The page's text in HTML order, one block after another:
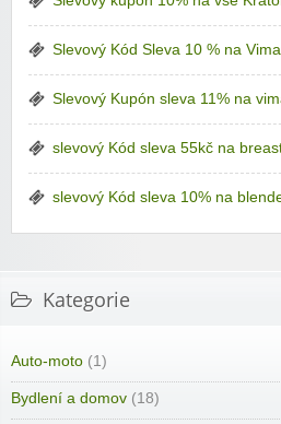
Slevový Kód Sleva 10 % na
Slevový Kupón sleva 11% na
slevový Kód sleva 55kč na
slevový Kód sleva 10% na
Kategorie
Auto-moto (1)
Bydlení a domov (18)